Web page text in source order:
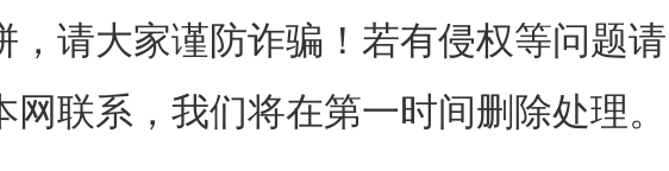
线将大幅度提高，至少增加100分以
文化课新规在2024年高考正式实行。
，请大家谨防诈骗！若有侵权等问题请
网联系，我们将在第一时间删除处理。